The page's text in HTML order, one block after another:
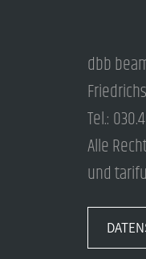
dbb
Tel.:
Alle
und